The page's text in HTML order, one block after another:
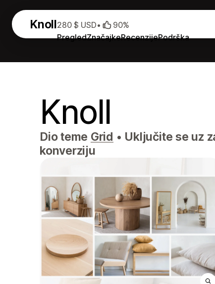
Knoll
PregledZnačajkeRecenzijePodrška
280 $ USD• 90%
Knoll
Dio teme Grid • Uključite se uz
konverziju